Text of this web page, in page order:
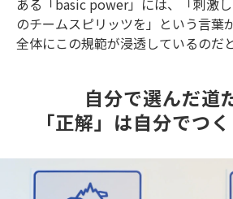
ある「basic power」には、「刺激
のチームスピリッツを」という言葉
全体にこの規範が浸透しているのだ
自分で選んだ道
「正解」は自分でつく